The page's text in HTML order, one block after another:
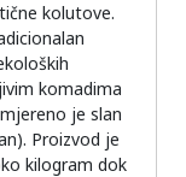
kolutove.
komadima
je slan
Proizvod je
kilogram dok